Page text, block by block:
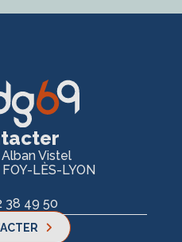
Vistel
LÈS-LYON
38 49 50